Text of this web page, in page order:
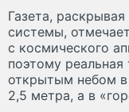
Газета,
системы,
с космического
поэтому
открытым небом в
2,5 метра, а в